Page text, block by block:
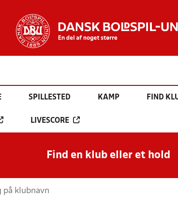
SPILLESTED KAMP FIND
LIVESCORE
Find en klub eller et hold